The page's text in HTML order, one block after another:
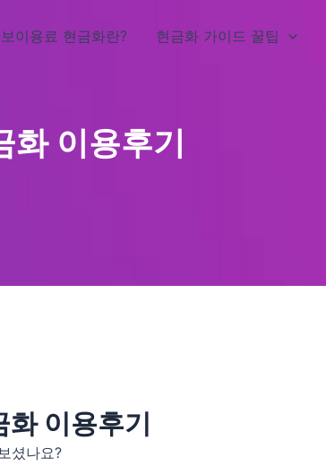
이용료 현금화란? 현금화 가이드 꿀팁
화 이용후기
화 이용후기
셨나요?